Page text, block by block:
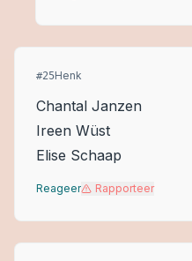
#25Henk
Chantal Janzen
Ireen Wüst
Elise Schaap
Reageer Rapporteer